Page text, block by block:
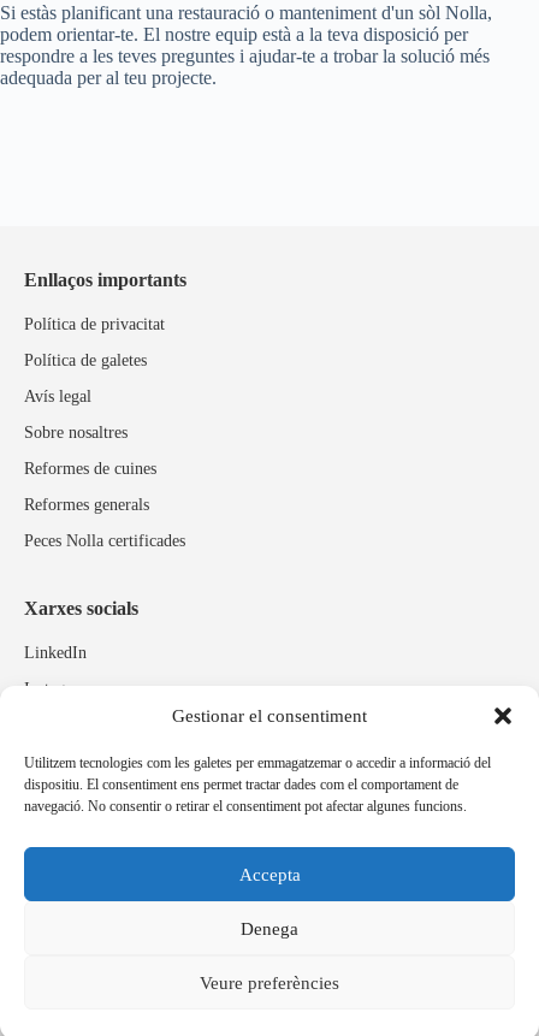
Gestionar el consentiment
Utilitzem tecnologies com les galetes per emmagatzemar o accedir a informació del
dispositiu. El consentiment ens permet tractar dades com el comportament de
navegació. No consentir o retirar el consentiment pot afectar algunes funcions.
Accepta
Denega
Veure preferències
Si estàs planificant una restauració o manteniment d'un sòl Nolla,
podem orientar-te. El nostre equip està a la teva disposició per
respondre a les teves preguntes i ajudar-te a trobar la solució més
adequada per al teu projecte.
Enllaços importants
Política de privacitat
Política de galetes
Avís legal
Sobre nosaltres
Reformes de cuines
Reformes generals
Peces Nolla certificades
Xarxes socials
LinkedIn
Instagram
Marques relacionades